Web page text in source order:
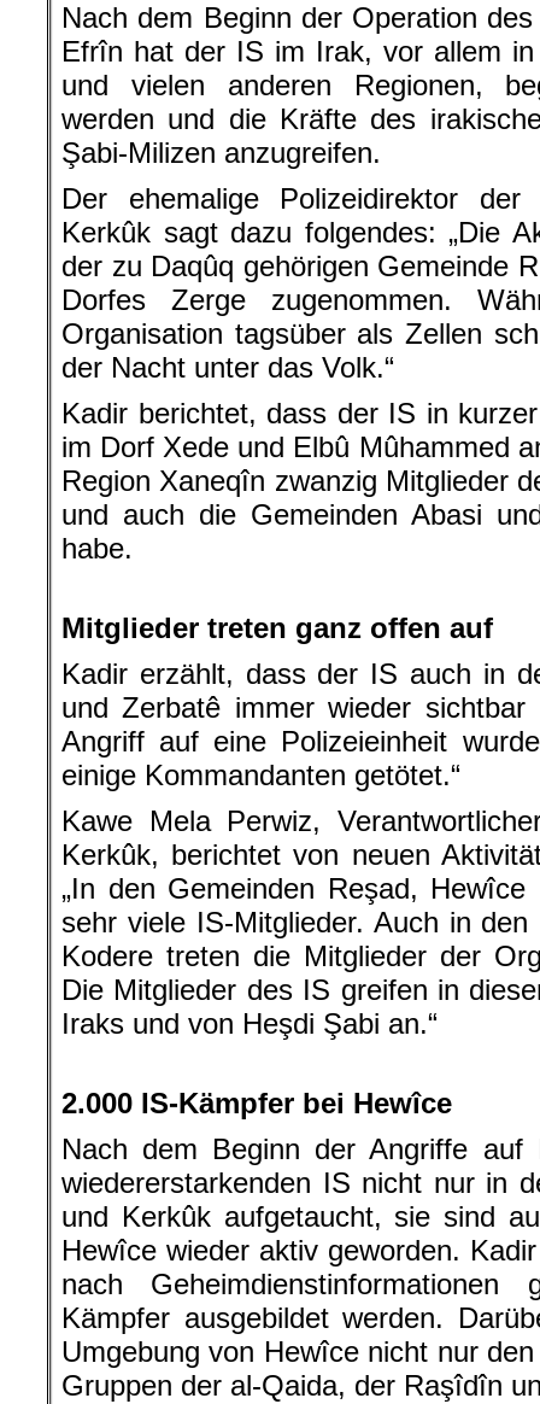
Nach dem Beginn der Operation
Efrîn hat der IS im Irak, vor allem
und vielen anderen Regionen,
werden und die Kräfte des
Şabi-Milizen anzugreifen.
Der ehemalige Polizeidirektor
Kerkûk sagt dazu folgendes: „Die
der zu Daqûq gehörigen Gemeinde
Dorfes Zerge zugenommen.
Organisation tagsüber als Zellen
der Nacht unter das Volk.“
Kadir berichtet, dass der IS in
im Dorf Xede und Elbû Mûhammed
Region Xaneqîn zwanzig Mitglieder
und auch die Gemeinden Abasi
habe.
Mitglieder treten ganz offen auf
Kadir erzählt, dass der IS auch in
und Zerbatê immer wieder sichtbar
Angriff auf eine Polizeieinheit
einige Kommandanten getötet.“
Kawe Mela Perwiz,
Kerkûk, berichtet von neuen
„In den Gemeinden Reşad,
sehr viele IS-Mitglieder. Auch in
Kodere treten die Mitglieder der
Die Mitglieder des IS greifen in
Iraks und von Heşdi Şabi an.“
2.000 IS-Kämpfer bei Hewîce
Nach dem Beginn der Angriffe
wiedererstarkenden IS nicht nur in
und Kerkûk aufgetaucht, sie sind
Hewîce wieder aktiv geworden.
nach
Kämpfer ausgebildet werden.
Umgebung von Hewîce nicht nur
Gruppen der al-Qaida, der Raşîdîn